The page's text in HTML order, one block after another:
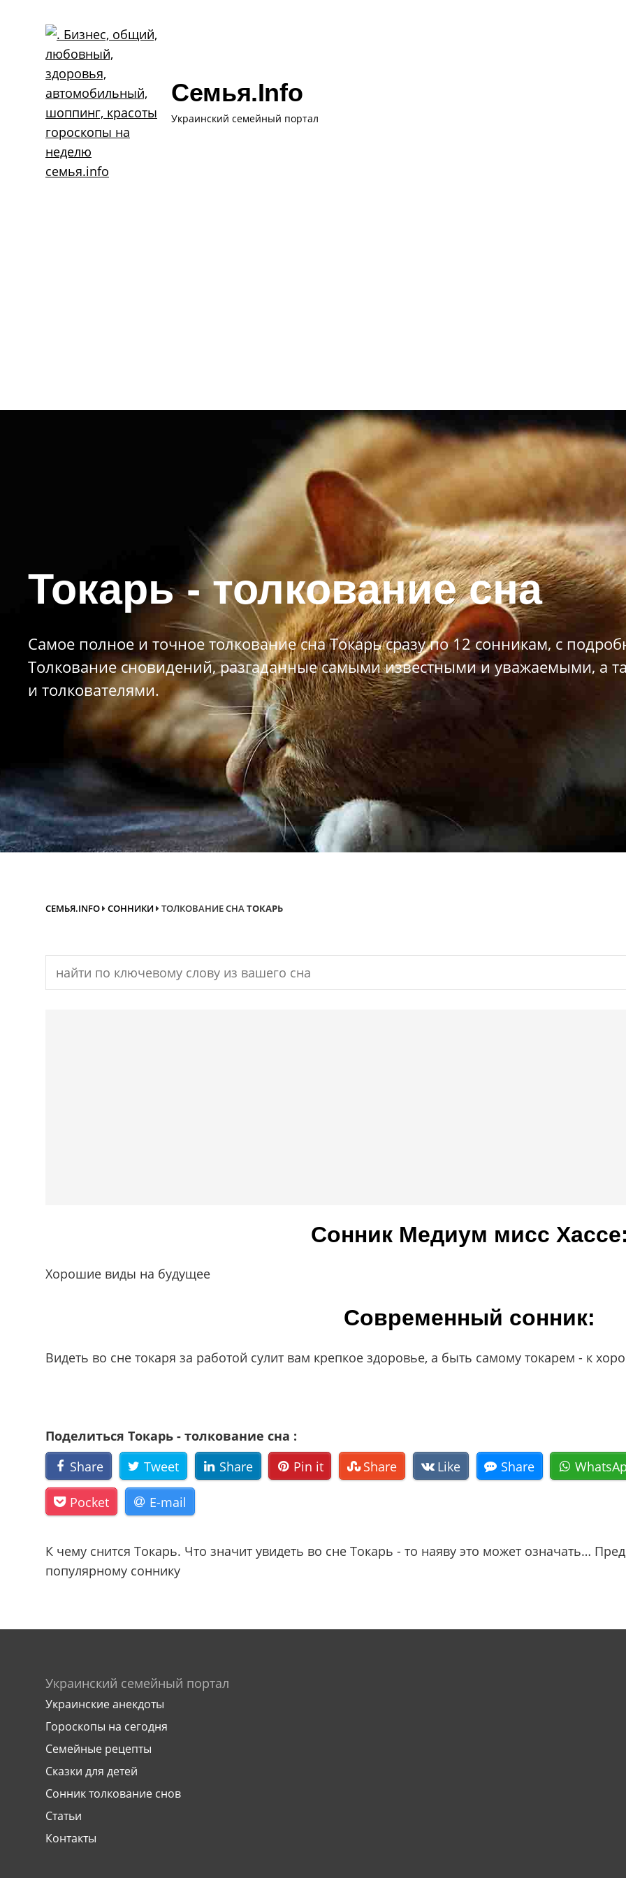
Семья.info
Украинский семейный портал
Токарь - толкование сна
Самое полное и точное толкование сна Токарь сразу по 12 сонникам, с
Толкование сновидений, разгаданные самыми известными и уважаемыми, а
и толкователями.
СЕМЬЯ.INFO СОННИКИ ТОЛКОВАНИЕ СНАТОКАРЬ
Search
Сонник Мeдиyм миcc
Хорошие виды на будущее
Современный сонник:
Видеть во сне токаря за работой сулит вам крепкое здоровье, а быть самому токарем - к
Поделиться Токарь - толкование сна :
Share
Tweet Share Pin it Share Like Share
Pocket E-mail
К чему снится Токарь. Что значит увидеть во сне Токарь - то наяву это может означать…
популярному соннику
Украинский семейный портал
Украинские анекдоты
Гороскопы на сегодня
Семейные рецепты
Сказки для детей
Сонник толкование снов
Статьи
Контакты